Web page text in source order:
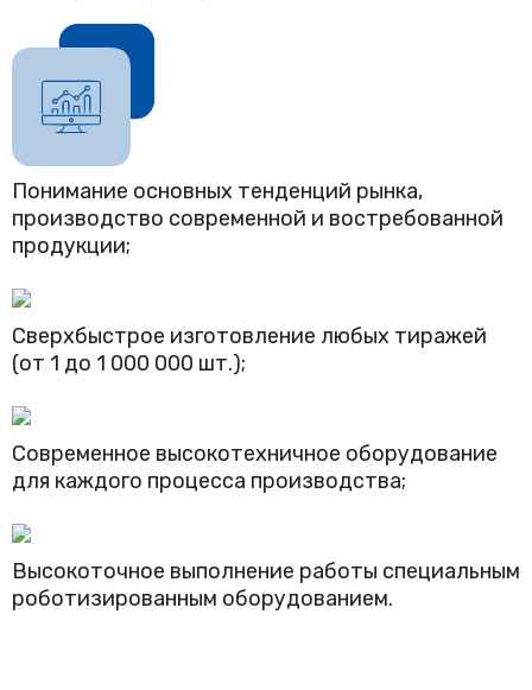
Понимание основных тенденций рынка,
производство современной и востребованной
продукции;
Сверхбыстрое изготовление любых тиражей
(от 1 до 1 000 000 шт.);
Современное высокотехничное оборудование
для каждого процесса производства;
Высокоточное выполнение работы специальным
роботизированным оборудованием.